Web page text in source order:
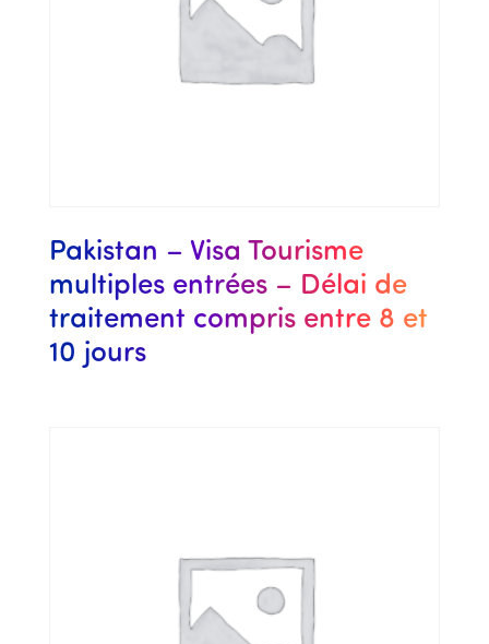
Pakistan – Visa Tourisme
multiples entrées – Délai de
traitement compris entre 8 et
10 jours